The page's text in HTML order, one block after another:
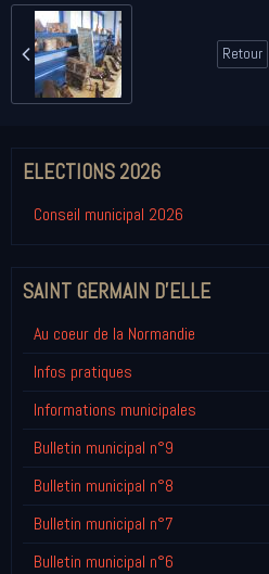
Retour
ELECTIONS 2026
Conseil municipal 2026
SAINT GERMAIN D'ELLE
Au coeur de la Normandie
Infos pratiques
Informations municipales
Bulletin municipal n°9
Bulletin municipal n°8
Bulletin municipal n°7
Bulletin municipal n°6